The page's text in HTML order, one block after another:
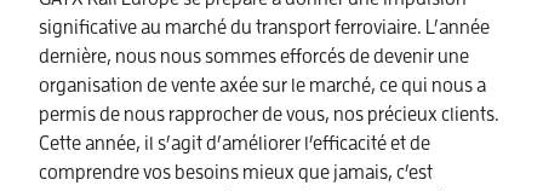
significative au marché du transport ferroviaire. L’année
dernière, nous nous sommes efforcés de devenir une
organisation de vente axée sur le marché, ce qui nous a
permis de nous rapprocher de vous, nos précieux clients.
Cette année, il s’agit d’améliorer l’efficacité et de
comprendre vos besoins mieux que jamais, c’est